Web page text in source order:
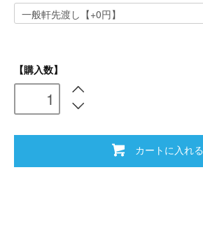
【購入数】
カートに入れる